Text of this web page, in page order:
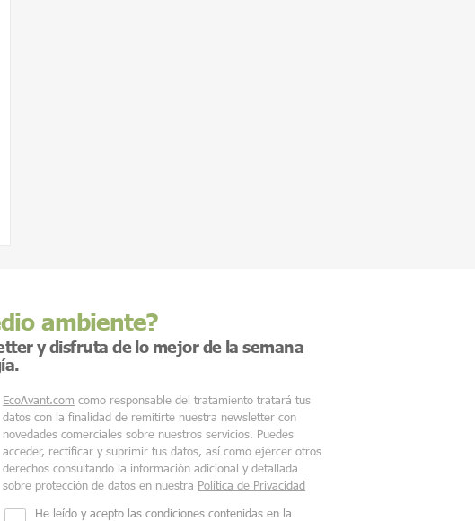
ambiente?
y disfruta de lo mejor de la semana
EcoAvant.com como responsable del tratamiento tratará tus
datos con la finalidad de remitirte nuestra newsletter con
novedades comerciales sobre nuestros servicios. Puedes
acceder, rectificar y suprimir tus datos, así como ejercer otros
derechos consultando la información adicional y detallada
sobre protección de datos en nuestra Política de Privacidad
He leído y acepto las condiciones contenidas en la